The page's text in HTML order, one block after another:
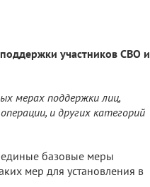
участников СВО и
мерах поддержки лиц,
и других категорий
единые базовые меры
мер для установления в